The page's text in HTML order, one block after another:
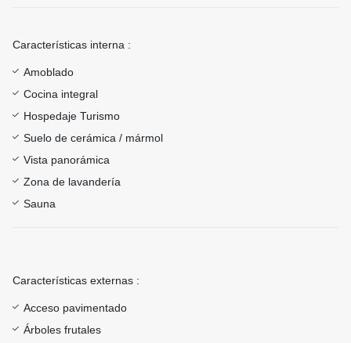
Características interna :
Amoblado
Cocina integral
Hospedaje Turismo
Suelo de cerámica / mármol
Vista panorámica
Zona de lavandería
Sauna
Características externas :
Acceso pavimentado
Árboles frutales